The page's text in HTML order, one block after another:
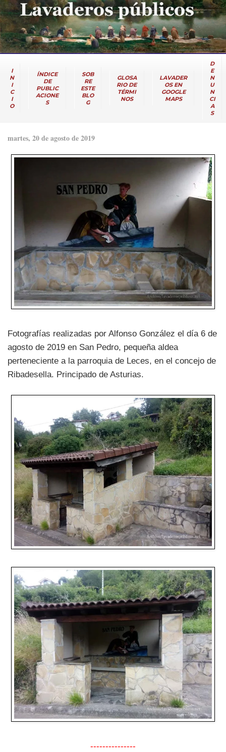
I
N
I
C
I
O
ÍNDICE
DE
PUBLIC
ACIONE
S
SOB
RE
ESTE
BLO
G
GLOSA
RIO DE
TÉRMI
NOS
LAVADER
OS EN
GOOGLE
MAPS
D
E
N
U
N
CI
A
S
martes, 20 de agosto de 2019
Fotografías realizadas por Alfonso González el día 6 de
agosto de 2019 en San Pedro, pequeña aldea
perteneciente a la parroquia de Leces, en el concejo de
Ribadesella. Principado de Asturias.
---------------